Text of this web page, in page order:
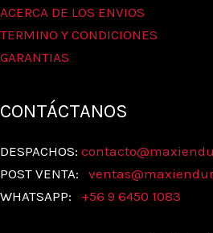
ACERCA DE LOS ENVIOS
TERMINO Y CONDICIONES
GARANTIAS
CONTÁCTANOS
DESPACHOS:
POST VENTA: ventas@
WHATSAPP: +56 9 6450 1083